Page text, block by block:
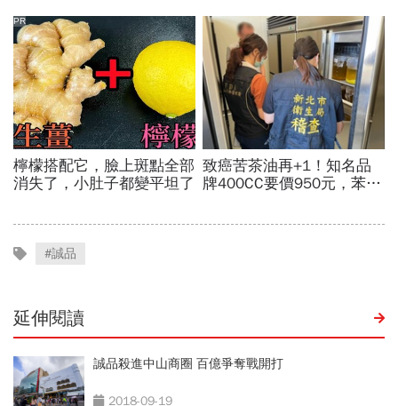
#誠品
延伸閱讀
誠品殺進中山商圈 百億爭奪戰開打
2018-09-19